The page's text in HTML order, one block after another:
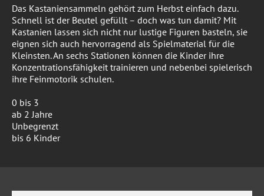
Das Kastaniensammeln gehört zum Herbst einfach dazu.
Schnell ist der Beutel gefüllt – doch was tun damit? Mit
Kastanien lassen sich nicht nur lustige Figuren basteln, sie
eignen sich auch hervorragend als Spielmaterial für die
Kleinsten. An sechs Stationen können die Kinder ihre
Konzentrationsfähigkeit trainieren und nebenbei spielerisch
ihre Feinmotorik schulen.
0 bis 3
ab 2 Jahre
Unbegrenzt
bis 6 Kinder